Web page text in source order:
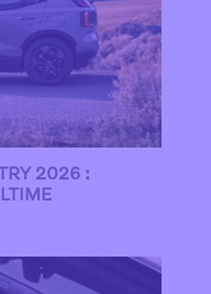
2026 :